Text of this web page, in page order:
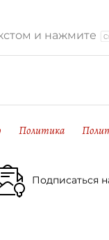
и нажмите
Политика
Подписаться